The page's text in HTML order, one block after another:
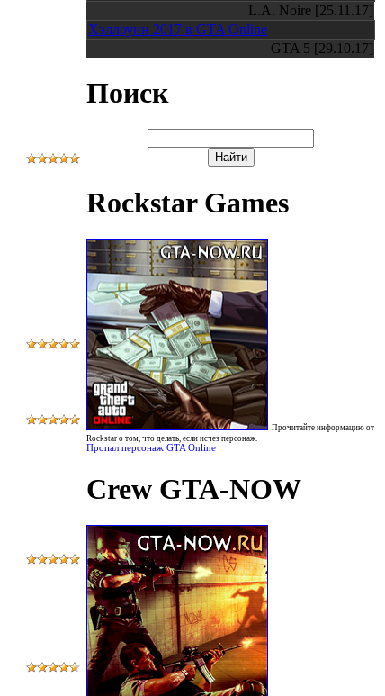
L.A. Noire [25.11.17]
Хэллоуин 2017 в GTA Online
GTA 5 [29.10.17]
Поиск
Rockstar Games
Прочитайте информацию от
Rockstar о том, что делать, если исчез персонаж.
Пропал персонаж GTA Online
Crew GTA-NOW